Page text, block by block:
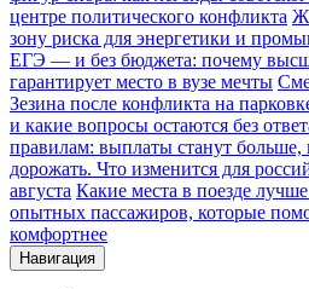
центре политического конфликта
зону риска для энергетики и
ЕГЭ — и без бюджета: почему
гарантирует место в вузе мечты
Зезина после конфликта на
и какие вопросы остаются без
правилам: выплаты станут больше,
дорожать. Что изменится для
августа Какие места в поезде
опытных пассажиров, которые
комфортнее
Навигация